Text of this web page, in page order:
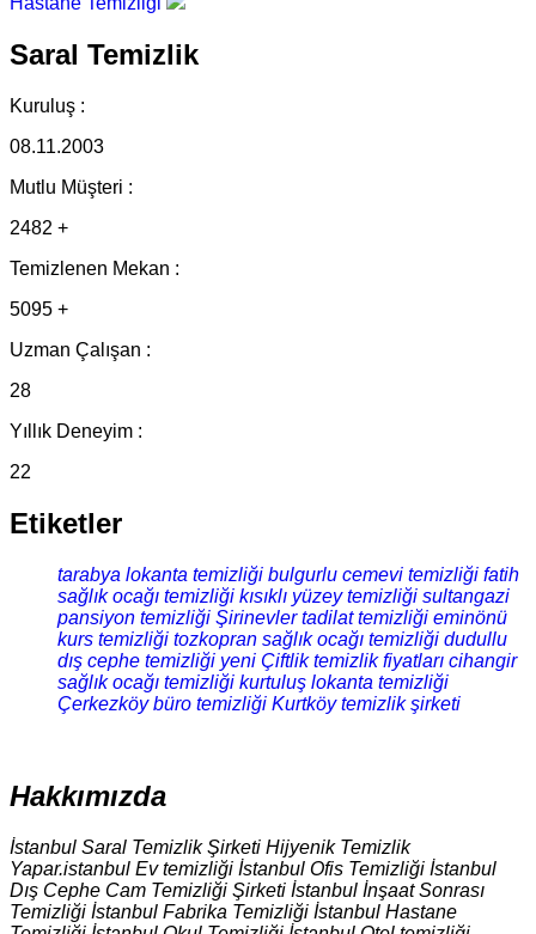
Saral Temizlik
Kuruluş :
08.11.2003
Mutlu Müşteri :
2482 +
Temizlenen Mekan :
5095 +
Uzman Çalışan :
28
Yıllık Deneyim :
22
Etiketler
tarabya lokanta temizliği bulgurlu cemevi temizliği fatih
sağlık ocağı temizliği kısıklı yüzey temizliği sultangazi
pansiyon temizliği Şirinevler tadilat temizliği eminönü
kurs temizliği tozkopran sağlık ocağı temizliği dudullu
dış cephe temizliği yeni Çiftlik temizlik fiyatları cihangir
sağlık ocağı temizliği kurtuluş lokanta temizliği
Çerkezköy büro temizliği Kurtköy temizlik şirketi
Hakkımızda
İstanbul Saral Temizlik Şirketi Hijyenik Temizlik
Yapar.istanbul Ev temizliği İstanbul Ofis Temizliği İstanbul
Dış Cephe Cam Temizliği Şirketi İstanbul İnşaat Sonrası
Temizliği İstanbul Fabrika Temizliği İstanbul Hastane